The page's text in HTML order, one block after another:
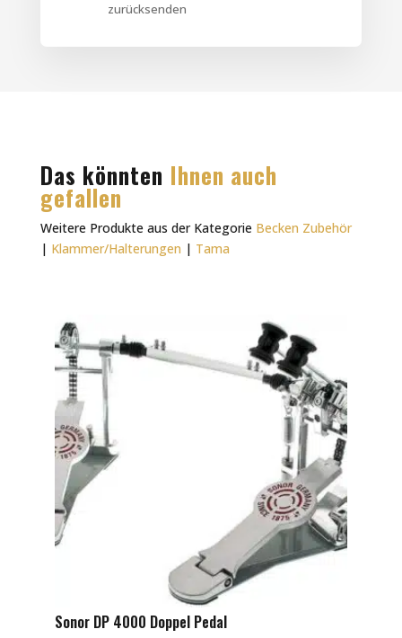
zurücksenden
Das könnten Ihnen auch
gefallen
Weitere Produkte aus der Kategorie Becken Zubehör
| Klammer/Halterungen | Tama
Sonor DP 4000 Doppel Pedal